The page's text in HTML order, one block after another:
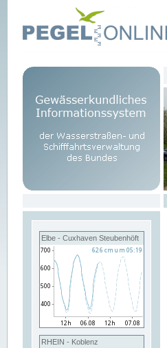
Elbe - Cuxhaven Steubenhöft
RHEIN - Koblenz